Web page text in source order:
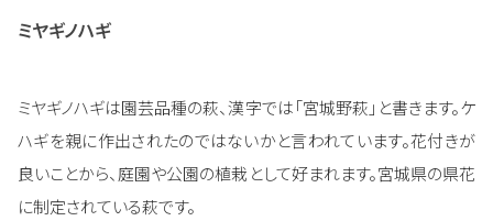
ミヤギノハギ
ミヤギノハギは園芸品種の萩、漢字では「宮城野萩」と書きます。ケ
ハギを親に作出されたのではないかと言われています。花付きが
良いことから、庭園や公園の植栽として好まれます。宮城県の県花
に制定されている萩です。